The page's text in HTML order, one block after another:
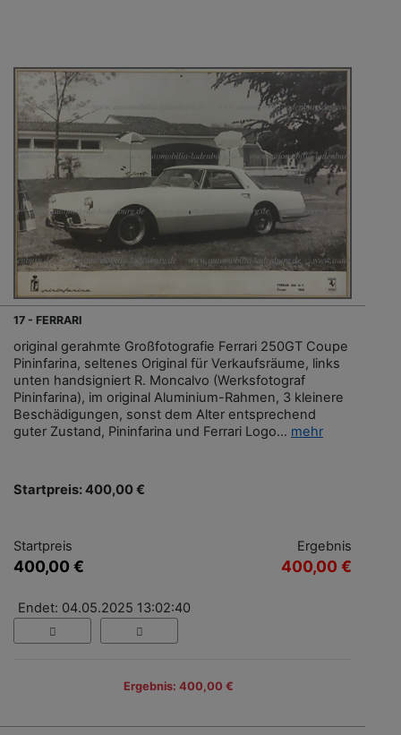
17 - FERRARI
original gerahmte Großfotografie Ferrari 250GT Coupe
Pininfarina, seltenes Original für Verkaufsräume, links
unten handsigniert R. Moncalvo (Werksfotograf
Pininfarina), im original Aluminium-Rahmen, 3 kleinere
Beschädigungen, sonst dem Alter entsprechend
guter Zustand, Pininfarina und Ferrari Logo... mehr
Startpreis: 400,00 €
Startpreis
400,00 €
Ergebnis
400,00 €
Endet: 04.05.2025 13:02:40
Ergebnis: 400,00 €